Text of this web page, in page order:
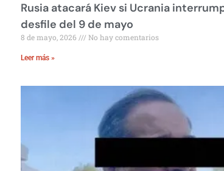
Rusia atacará Kiev si Ucrania
desfile del 9 de mayo
8 de mayo, 2026 No hay comentarios
Leer más »